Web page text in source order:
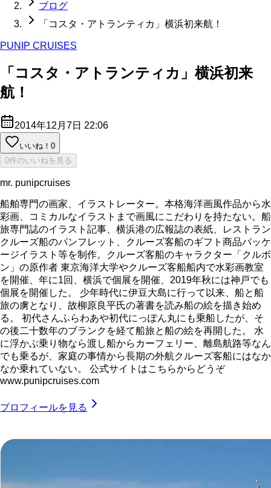
ブログ
「コスタ・アトランティカ」横浜初来航！
PUNIP CRUISES
「コスタ・アトランティカ」横浜初来
航！
2014年12月7日 22:06
いいね！ 0
0件のいいねを見る
mr. punipcruises
船舶専門の画家、イラストレーター。本格海洋画風作品から水
彩画、コミカルなイラストまで画風にこだわりを持たない。船
旅専門誌のイラスト記事、横浜港の広報誌の表紙、レストラン
クルーズ船のパンフレット、クルーズ客船のギフト商品パッケ
ージイラスト等を制作。クルーズ客船のキャラクター「クルボ
ン」の原作者 東京海洋大学やクルーズ客船船内で水彩画教室
を開催、年に1回、横浜で個展を開催、2019年秋には神戸でも
個展を開催した。 少年時代に伊豆大島に行って以来、船と船
旅の虜となり、故柳原良平氏の著書を読み船の絵を描き始め
る。 初代さんふらわあや初代にっぽん丸にも乗船したが、そ
の後二十数年のブランクを経て船旅と船の絵を再開した。 水
に浮かぶ乗り物なら渡し船からカーフェリー、離島航路等なん
でも乗るが、家庭の事情から長期の外航クルーズ客船にはなか
なか乗れていない。 公式サイトはこちらからどうぞ
www.punipcruises.com
プロフィールを見る